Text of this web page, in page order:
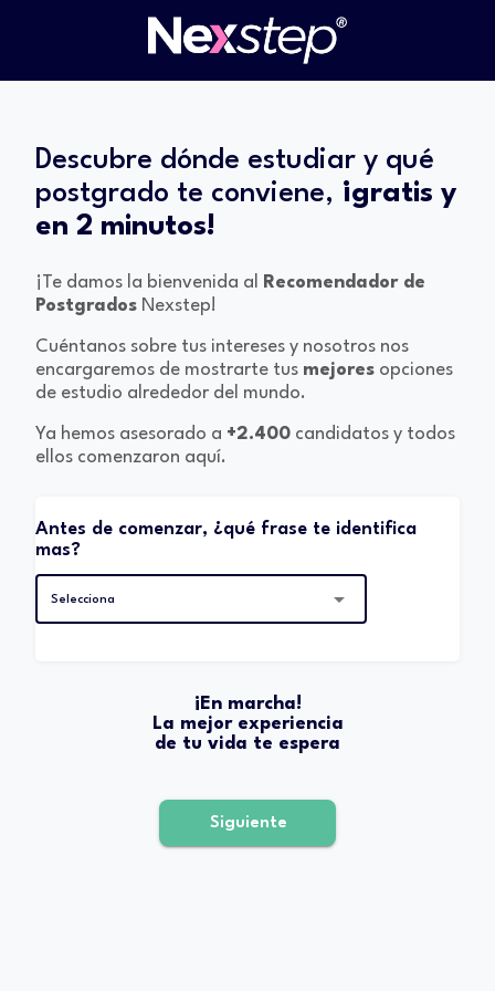
Descubre dónde estudiar y qué
postgrado te conviene, ¡gratis y
en 2 minutos!
¡Te damos la bienvenida al
Recomendador de
Postgrados Nexstep!
Cuéntanos sobre tus intereses y nosotros nos
encargaremos de mostrarte tus mejores opciones
de estudio alrededor del mundo.
Ya hemos asesorado a +2.400 candidatos y todos
ellos comenzaron aquí.
Antes de comenzar, ¿qué frase te identifica
mas?
Selecciona
¡En marcha!
La mejor experiencia
de tu vida te espera
Siguiente